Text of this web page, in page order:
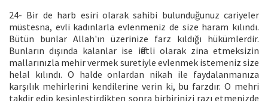
24- Bir de harb esiri olarak sahibi bulunduğunuz cariyeler
müstesna, evli kadınlarla evlenmeniz de size haram kılındı.
Bütün bunlar Allah'ın üzerinize farz kıldığı hükümlerdir.
Bunların dışında kalanlar ise iffetli olarak zina etmeksizin
mallarınızla mehir vermek suretiyle evlenmek istemeniz size
helal kılındı. O halde onlardan nikah ile faydalanmanıza
karşılık mehirlerini kendilerine verin ki, bu farzdır. O mehri
takdir edip kesinleştirdikten sonra birbirinizi razı etmenizde